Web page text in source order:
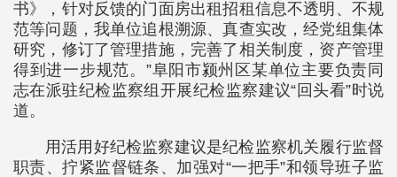
书》，针对反馈的门面房出租招租信息不透明、不规
范等问题，我单位追根溯源、真查实改，经党组集体
研究，修订了管理措施，完善了相关制度，资产管理
得到进一步规范。”阜阳市颍州区某单位主要负责同
志在派驻纪检监察组开展纪检监察建议“回头看”时说
道。
用活用好纪检监察建议是纪检监察机关履行监督
职责、拧紧监督链条、加强对“一把手”和领导班子监